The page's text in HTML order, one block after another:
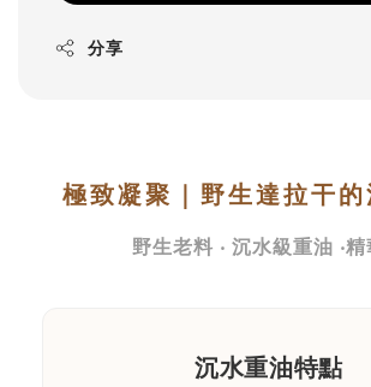
分享
極致凝聚｜野生達拉干
野生老料 ‧ 沉水級重油 ‧精
沉水重油特點